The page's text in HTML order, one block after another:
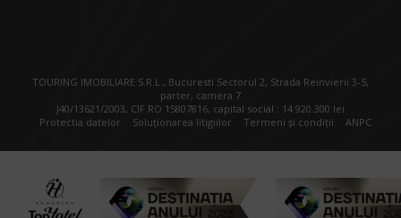
TOURING IMOBILIARE S.R.L., Bucuresti Sectorul 2, Strada Reinvierii 3-5,
parter, camera 7
J40/13621/2003, CIF RO 15807816, capital social : 14.920.300 lei
Protectia datelor
Soluționarea litigiilor Termeni și condiții ANPC